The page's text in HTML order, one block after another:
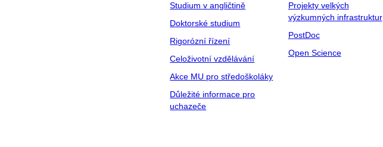
Studium v angličtině
Doktorské studium
Rigorózní řízení
Celoživotní vzdělávání
Akce MU pro středoškoláky
Důležité informace pro
uchazeče
Projekty velkých
výzkumných infrastruktur
PostDoc
Open Science